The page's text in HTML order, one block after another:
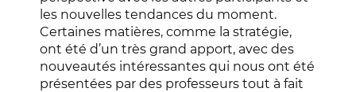
les nouvelles tendances du moment.
Certaines matières, comme la stratégie,
ont été d’un très grand apport, avec des
nouveautés intéressantes qui nous ont été
présentées par des professeurs tout à fait